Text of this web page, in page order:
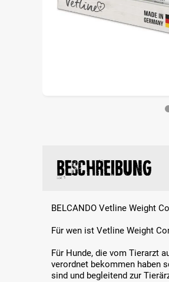
Beschreibung
BELCANDO Vetline Weight
Für wen ist Vetline Weight
Für Hunde, die vom Tierarzt
verordnet bekommen haben
sind und begleitend zur